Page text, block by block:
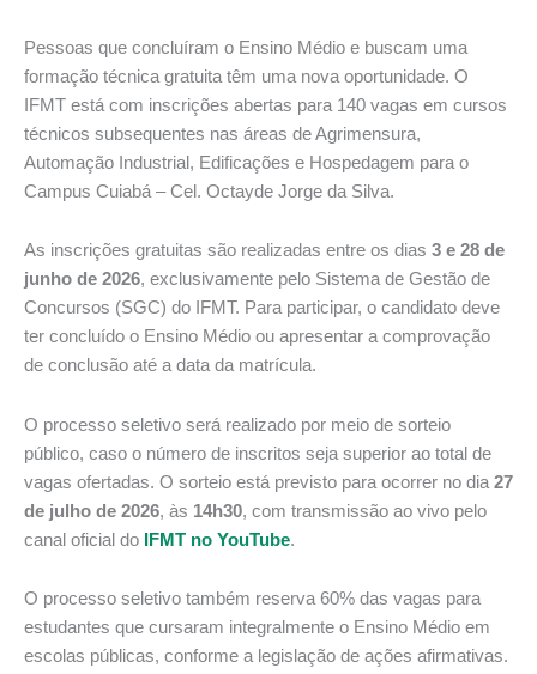
Pessoas que concluíram o Ensino Médio e buscam uma
formação técnica gratuita têm uma nova oportunidade. O
IFMT está com inscrições abertas para 140 vagas em cursos
técnicos subsequentes nas áreas de Agrimensura,
Automação Industrial, Edificações e Hospedagem para o
Campus Cuiabá – Cel. Octayde Jorge da Silva.
As inscrições gratuitas são realizadas entre os dias 3 e 28 de
junho de 2026, exclusivamente pelo Sistema de Gestão de
Concursos (SGC) do IFMT. Para participar, o candidato deve
ter concluído o Ensino Médio ou apresentar a comprovação
de conclusão até a data da matrícula.
O processo seletivo será realizado por meio de sorteio
público, caso o número de inscritos seja superior ao total de
vagas ofertadas. O sorteio está previsto para ocorrer no dia 27
de julho de 2026, às 14h30, com transmissão ao vivo pelo
canal oficial do
IFMT no YouTube.
O processo seletivo também reserva 60% das vagas para
estudantes que cursaram integralmente o Ensino Médio em
escolas públicas, conforme a legislação de ações afirmativas.